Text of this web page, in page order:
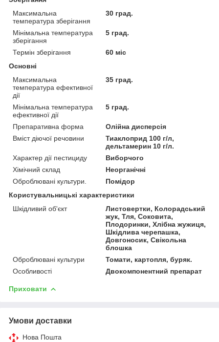
Максимальна
температура зберігання
30 град.
Мінімальна температура
зберігання
5 град.
Термін зберігання
60 міс
Основні
Максимальна
температура ефективної
дії
35 град.
Мінімальна температура
ефективної дії
5 град.
Препаративна форма
Олійна дисперсія
Вміст діючої речовини
Тиаклоприд 100 г/л,
дельтамерин 10 г/л.
Характер дії пестициду
Виборчого
Хімічний склад
Неорганічні
Оброблювані культури.
Помідор
Користувальницькі характеристики
Шкідливий об'єкт
Листовертки, Колорадський
жук, Тля, Соковита,
Плодоринки, Хлібна жужиця,
Шкідлива черепашка,
Довгоносик, Свікольна
блошка
Оброблювані культури
Томати, картопля, буряк.
Особливості
Двокомпонентний препарат
Приховати
Умови доставки
Нова Пошта